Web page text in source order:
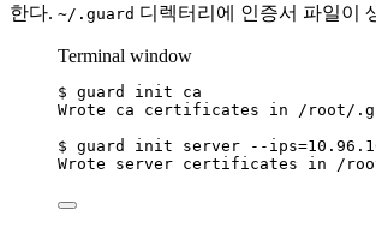
한다. ~/.guard 디렉터리에 인증서 파일이
Terminal window
$ guard init
ca
Wrote
ca certificates in
/root/
$ guard init server
--
Wrote
server certificates in /